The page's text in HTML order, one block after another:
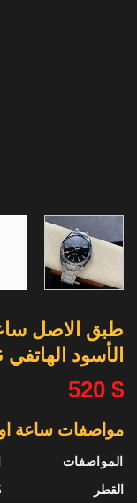
طبق الاصل
الأسود الهاتفي KG مصنع 41.5mm
520 $
مواصفات ساعة
المواصفات
القطر